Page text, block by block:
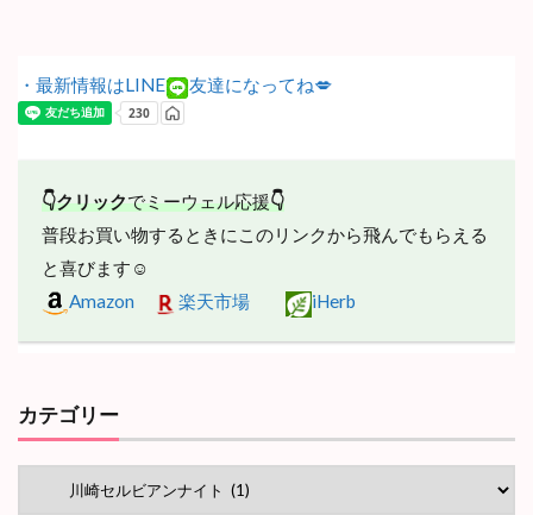
・最新情報はLINE 友達になってね💋
👇クリックでミーウェル応援👇
普段お買い物するときにこのリンクから飛んでもらえる
と喜びます☺
Amazon
楽天市場 iHerb
カテゴリー